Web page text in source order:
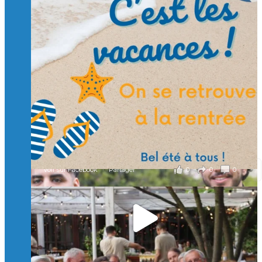
Charger plus Suivre sur Instagram
🙏 Soutenez l’Isep via la taxe d’apprentissage 2026
et contribuons ensemble à former les générations
d’ingénieurs de demain. 🙏
Merci à tous !
🎯 Taxe d’apprentissage 2026 : avec l'Isep, investissez pour
un numérique au service de l'humain !
À l’Isep, nous formons des ingénieurs, des bachelors, des
Mastères Spécialisés, qui allient excellence technologique et
valeurs humaines, au cœur de notre pro
...Voir plus
il y a 2 mois
0 0 0
Voir sur Facebook · Partager
🚀Afterwork à Genève 🚀
🥳 Le 22 avril dernier, 14 Alumni vivant / travaillant
en Suisse ont partagé un moment convivial de
retrouvailles et d'échanges !